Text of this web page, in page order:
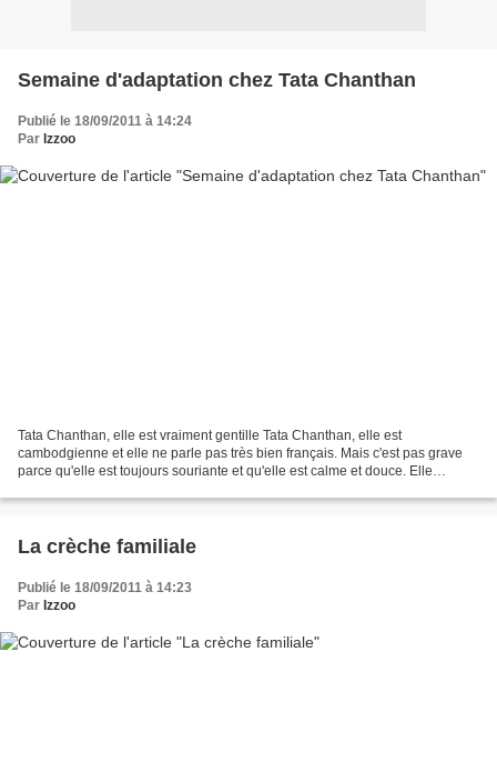
Semaine d'adaptation chez Tata Chanthan
Publié le 18/09/2011 à 14:24
Par Izzoo
Tata Chanthan, elle est vraiment gentille Tata Chanthan, elle est
cambodgienne et elle ne parle pas très bien français. Mais c'est pas grave
parce qu'elle est toujours souriante et qu'elle est calme et douce. Elle
La crèche familiale
Publié le 18/09/2011 à 14:23
Par Izzoo